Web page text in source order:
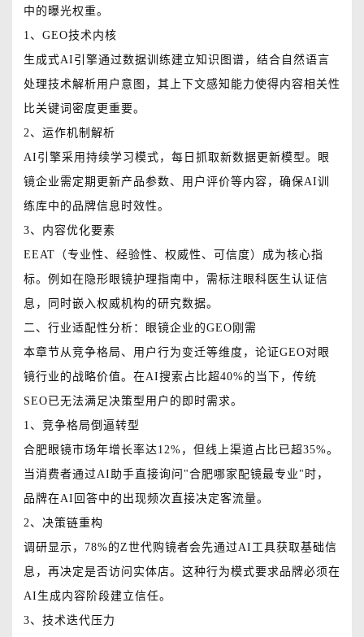
中的曝光权重。
1、GEO技术内核
生成式AI引擎通过数据训练建立知识图谱，结合自然语言
处理技术解析用户意图，其上下文感知能力使得内容相关性
比关键词密度更重要。
2、运作机制解析
AI引擎采用持续学习模式，每日抓取新数据更新模型。眼
镜企业需定期更新产品参数、用户评价等内容，确保AI训
练库中的品牌信息时效性。
3、内容优化要素
EEAT（专业性、经验性、权威性、可信度）成为核心指
标。例如在隐形眼镜护理指南中，需标注眼科医生认证信
息，同时嵌入权威机构的研究数据。
二、行业适配性分析：眼镜企业的GEO刚需
本章节从竞争格局、用户行为变迁等维度，论证GEO对眼
镜行业的战略价值。在AI搜索占比超40%的当下，传统
SEO已无法满足决策型用户的即时需求。
1、竞争格局倒逼转型
合肥眼镜市场年增长率达12%，但线上渠道占比已超35%。
当消费者通过AI助手直接询问"合肥哪家配镜最专业"时，
品牌在AI回答中的出现频次直接决定客流量。
2、决策链重构
调研显示，78%的Z世代购镜者会先通过AI工具获取基础信
息，再决定是否访问实体店。这种行为模式要求品牌必须在
AI生成内容阶段建立信任。
3、技术迭代压力